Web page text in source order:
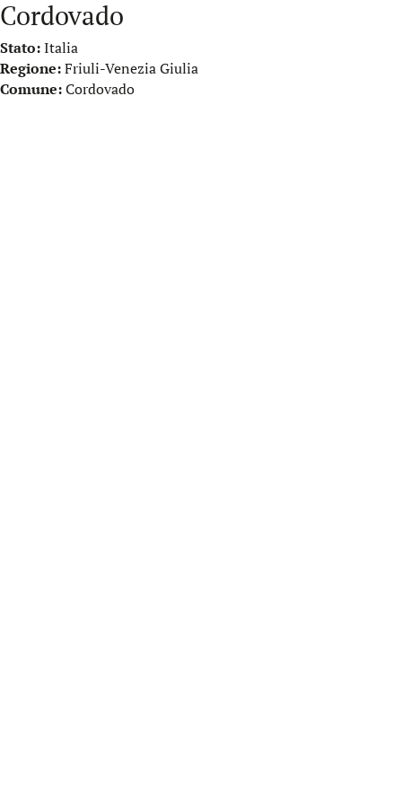
Cordovado
Stato:Italia
Regione:Friuli-Venezia Giulia
Comune:Cordovado